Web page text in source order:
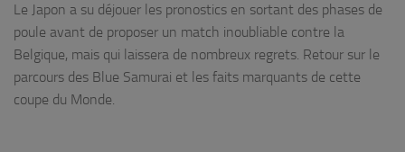
Le Japon a su déjouer les pronostics en sortant des phases de
poule avant de proposer un match inoubliable contre la
Belgique, mais qui laissera de nombreux regrets. Retour sur le
parcours des Blue Samurai et les faits marquants de cette
coupe du Monde.